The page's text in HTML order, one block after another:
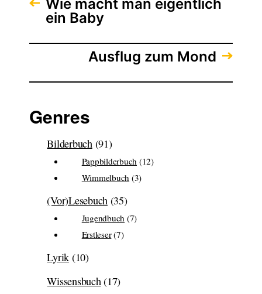
Wie macht man eigentlich
ein Baby
Ausflug zum Mond
Genres
Bilderbuch(91)
Pappbilderbuch (12)
Wimmelbuch (3)
(Vor)Lesebuch(35)
Jugendbuch (7)
Erstleser(7)
Lyrik (10)
Wissensbuch(17)